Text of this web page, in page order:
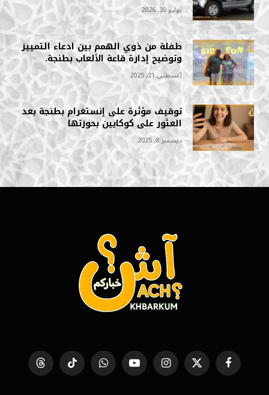
يوليو 30, 2026
طفلة من ذوي الهمم بين ادعاء التمييز
وتوضيح إدارة قاعة الألعاب بطنجة.
أغسطس 21, 2025
توقيف مؤثرة على إنستغرام بطنجة بعد
العثور على كوكايين بحوزتها
ديسمبر 8, 2025
فيسبوك X
(Twitter)
الانستغراميوتيوب واتساب تيكتوك Threads